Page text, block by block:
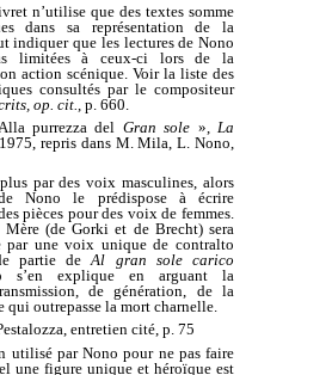
n’utilise que des textes somme
dans sa représentation de la
indiquer que les lectures de Nono
limitées à ceux-ci lors de la
action scénique. Voir la liste des
consultés par le compositeur
op. cit.
, p. 660.
purrezza del Gran sole »,La
repris dans M. Mila, L. Nono,
par des voix masculines, alors
Nono le prédispose à écrire
pièces pour des voix de femmes.
Mère (de Gorki et de Brecht) sera
par une voix unique de contralto
partie deAl gran sole carico
s’en explique en arguant la
de génération, de la
qui outrepasse la mort charnelle.
entretien cité, p. 75
utilisé par Nono pour ne pas faire
une figure unique et héroïque est